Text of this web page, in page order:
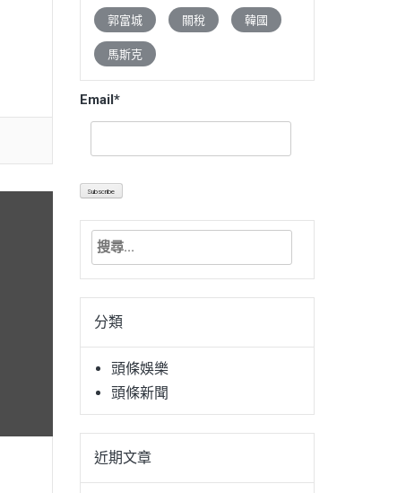
郭富城 關稅 韓國
馬斯克
Email*
搜
關
字:分類
頭條娛樂
頭條新聞
近期文章